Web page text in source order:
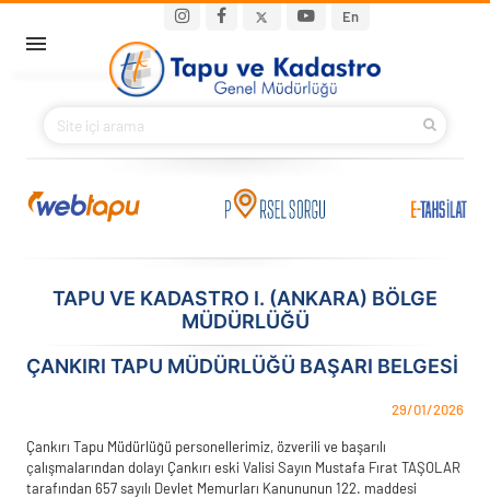
En
Main navigation
BAKANIMIZ
KURUMSAL
İLETIŞIM
TAPU VE KADASTRO I. (ANKARA) BÖLGE
MÜDÜRLÜĞÜ
ÇANKIRI TAPU MÜDÜRLÜĞÜ BAŞARI BELGESI
29/01/2026
Çankırı Tapu Müdürlüğü personellerimiz, özverili ve başarılı
çalışmalarından dolayı Çankırı eski Valisi Sayın Mustafa Fırat TAŞOLAR
tarafından 657 sayılı Devlet Memurları Kanununun 122. maddesi